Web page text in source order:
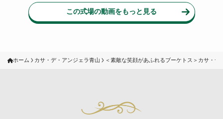
この式場の動画をもっと見る
ホーム カサ・デ・アンジェラ青山 ＜素敵な笑顔があふれるブーケトス＞カサ・